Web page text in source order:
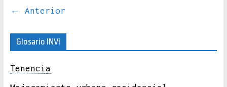
← Anterior
Glosario INVI
Tenencia